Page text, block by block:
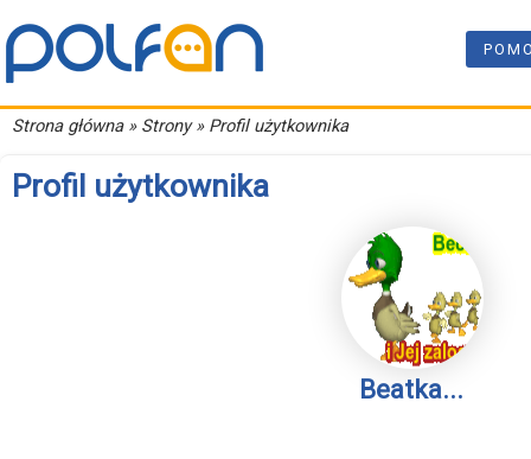
Strona główna» Strony » Profil użytkownika
Profil użytkownika
Beatka...